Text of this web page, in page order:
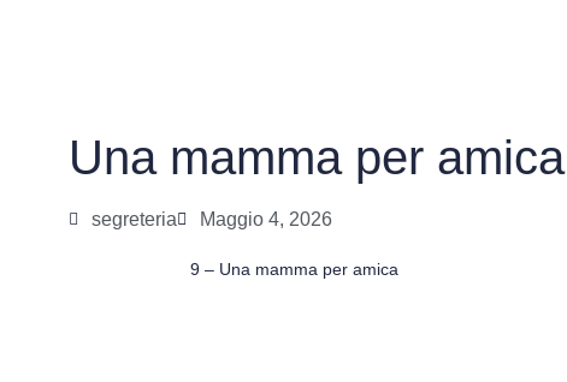
Una mamma per amica
segreteria Maggio 4, 2026
9 – Una mamma per amica